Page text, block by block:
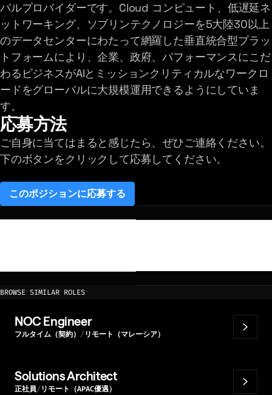
バルプロバイダーです。Cloud コンピュート、低遅延ネ
ットワーキング、ソブリンテクノロジーを5大陸30以上
のデータセンターにわたって網羅した垂直統合型プラッ
トフォームにより、企業、政府、パフォーマンスにこだ
わるビジネスがAIとミッションクリティカルなワークロ
ードをグローバルに大規模運用できるようにしていま
す。
応募方法
ご自身に当てはまると感じたら、ぜひご連絡ください。
下のボタンをクリックして応募してください。
このポジションに応募する
(opens in a new tab)
BROWSE SIMILAR ROLES
NOC Engineer
フルタイム（契約） リモート（マレーシア）
Solutions Architect
正社員 リモート（APAC優遇）